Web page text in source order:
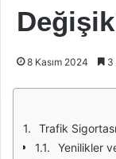
8 Kasım 2024 3
Trafik
Yenilikler